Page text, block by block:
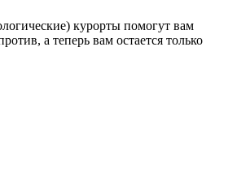
курорты помогут вам
а теперь вам остается только